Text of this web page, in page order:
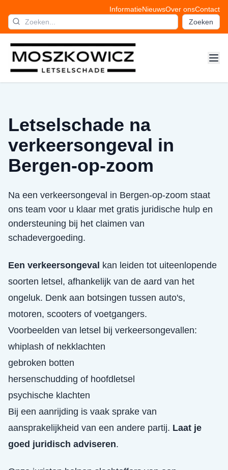
InformatieNieuwsOver onsContact
Zoeken
Letselschade na
verkeersongeval in
Bergen-op-zoom
Na een verkeersongeval in Bergen-op-zoom staat
ons team voor u klaar met gratis juridische hulp en
ondersteuning bij het claimen van
schadevergoeding.
Een verkeersongeval kan leiden tot uiteenlopende
soorten letsel, afhankelijk van de aard van het
ongeluk. Denk aan botsingen tussen auto's,
motoren, scooters of voetgangers.
Voorbeelden van letsel bij verkeersongevallen:
whiplash of nekklachten
gebroken botten
hersenschudding of hoofdletsel
psychische klachten
Bij een aanrijding is vaak sprake van
aansprakelijkheid van een andere partij. Laat je
goed juridisch adviseren.